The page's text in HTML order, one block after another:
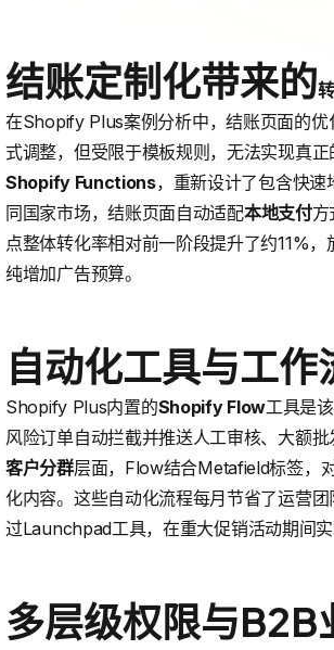
结账定制化带来的
在Shopify Plus案例分析中，结账页面的
式调整，但受限于模板规则，无法实现真
Shopify Functions，重新设计了包含快速
同国家市场，结账页面自动适配本地支付方
点整体转化率相对前一阶段提升了约11%
纯增加广告预算。
自动化工具与工作
Shopify Plus内置的Shopify Flow工具是该
风险订单自动拦截并推送人工审核、大额
客户分群层面，Flow结合Metafield标签，
化内容。这些自动化流程每月节省了运营
过Launchpad工具，在重大促销活动期间
多层级权限与B2B